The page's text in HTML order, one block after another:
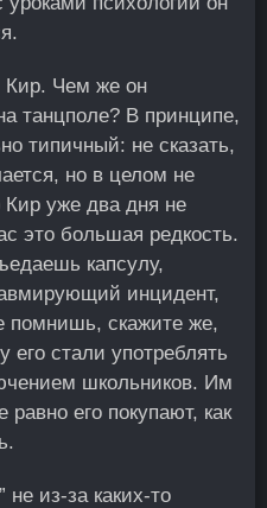
Кир. Чем же он
танцполе? В принципе,
типичный: не сказать,
но в целом не
Кир уже два дня не
это большая редкость.
капсулу,
инцидент,
скажите же,
его стали употреблять
школьников. Им
его покупают, как
из-за каких-то